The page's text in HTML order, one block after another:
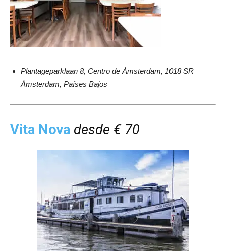
Plantageparklaan 8, Centro de Ámsterdam, 1018 SR
Ámsterdam, Países Bajos
Vita Nova desde € 70